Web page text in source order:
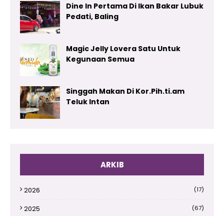
Dine In Pertama Di Ikan Bakar Lubuk
Pedati, Baling
Magic Jelly Lovera Satu Untuk
Kegunaan Semua
Singgah Makan Di Kor.Pih.ti.am
Teluk Intan
ARKIB
2026 (17)
2025 (67)